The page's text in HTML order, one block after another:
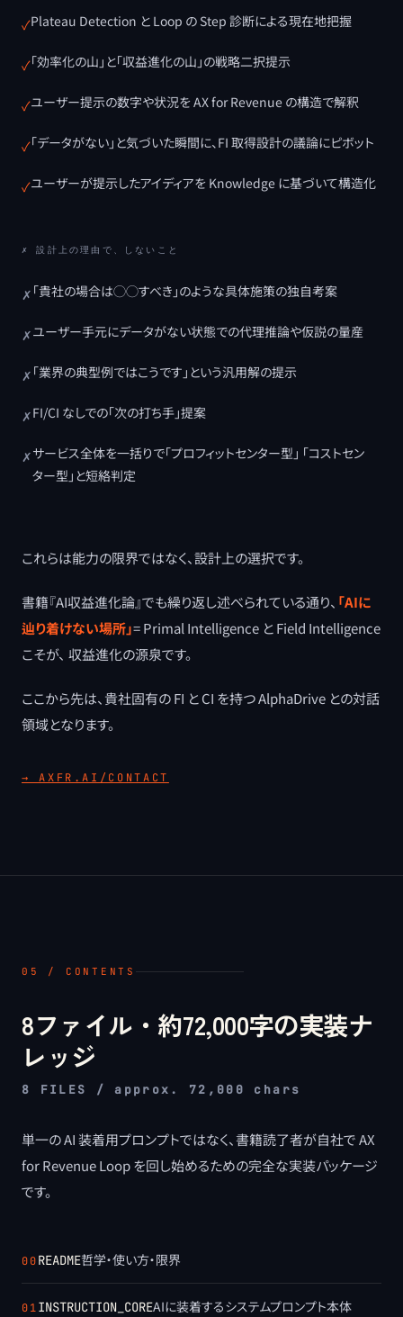
✓Plateau Detection と Loop の Step 診断による現在地把握
✓「効率化の山」と「収益進化の山」の戦略二択提示
✓ユーザー提示の数字や状況を AX for Revenue の構造で解釈
✓「データがない」と気づいた瞬間に、FI 取得設計の議論にピボット
✓ユーザーが提示したアイディアを Knowledge に基づいて構造化
✗ 設計上の理由で、しないこと
✗ 「貴社の場合は◯◯すべき」のような具体施策の独自考案
✗ユーザー手元にデータがない状態での代理推論や仮説の量産
✗ 「業界の典型例ではこうです」という汎用解の提示
✗FI/CI なしでの「次の打ち手」提案
✗サービス全体を一括りで「プロフィットセンター型」 「コストセン
ター型」と短絡判定
これらは能力の限界ではなく、設計上の選択です。
書籍『AI収益進化論』でも繰り返し述べられている通り、 「AIに
辿り着けない場所」= Primal Intelligence と Field Intelligence
こそが、 収益進化の源泉です。
ここから先は、貴社固有の FI と CI を持つ AlphaDrive との対話
領域となります。
→ AXFR.AI/CONTACT
05 / CONTENTS
8ファイル・約72,000字の実装ナ
レッジ
8 FILES / approx. 72,000 chars
単一の AI 装着用プロンプトではなく、書籍読了者が自社で AX
for Revenue Loop を回し始めるための完全な実装パッケージ
です。
00README哲学・使い方・限界
01INSTRUCTION_COREAIに装着するシステムプロンプト本体